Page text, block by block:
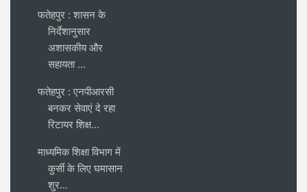
फतेहपुर : शासन के
निर्देशानुसार
अशासकीय और
सहायता ...
फतेहपुर : एनपीआरसी
बनकर सेवाएं दे रहा
रिटायर शिक्ष...
माध्यमिक शिक्षा विभाग में
कुर्सी के लिए घमासान
शुर...